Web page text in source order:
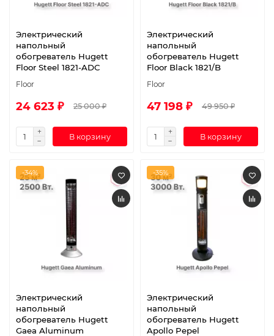
Электрический
напольный
обогреватель Hugett
Floor Steel 1821-ADC
Floor
24 623 ₽ 25 000 ₽
В корзину
Электрический
напольный
обогреватель Hugett
Floor Black 1821/B
Floor
47 198 ₽ 49 950 ₽
В корзину
-34%
Электрический
напольный
обогреватель Hugett
Gaea Aluminum
-35%
Электрический
напольный
обогреватель Hugett
Apollo Pepel